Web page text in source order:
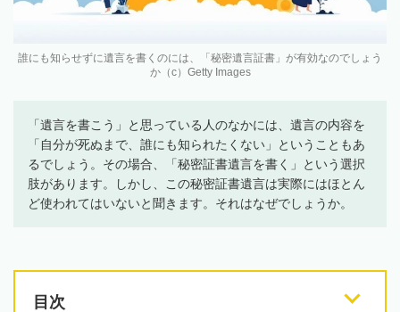
誰にも知らせずに遺言を書くのには、「秘密遺言証書」が有効なのでしょう
か（c）Getty Images
「遺言を書こう」と思っている人のなかには、遺言の内容を
「自分が死ぬまで、誰にも知られたくない」ということもあ
るでしょう。その場合、「秘密証書遺言を書く」という選択
肢があります。しかし、この秘密証書遺言は実際にはほとん
ど使われてはいないと聞きます。それはなぜでしょうか。
目次